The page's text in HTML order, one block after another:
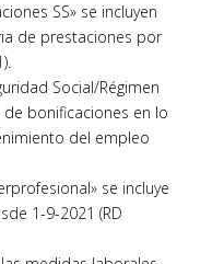
SS» se incluyen
de prestaciones por
Social/Régimen
bonificaciones en lo
del empleo
se incluye
1-9-2021 (RD